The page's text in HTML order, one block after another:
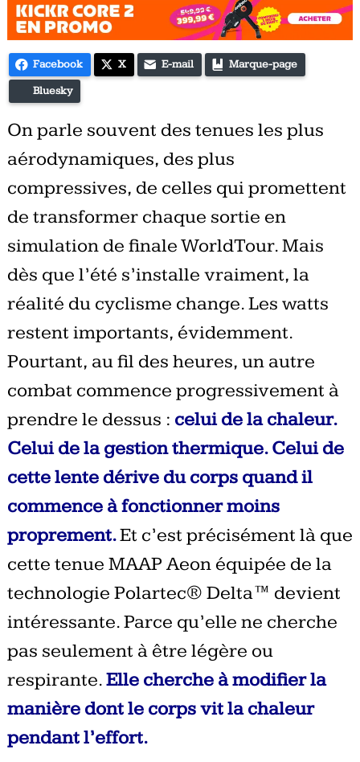
Facebook X E-mail Marque-page
Bluesky
On parle souvent des tenues les plus
aérodynamiques, des plus
compressives, de celles qui promettent
de transformer chaque sortie en
simulation de finale WorldTour. Mais
dès que l’été s’installe vraiment, la
réalité du cyclisme change. Les watts
restent importants, évidemment.
Pourtant, au fil des heures, un autre
combat commence progressivement à
prendre le dessus : celui de la chaleur.
Celui de la gestion thermique. Celui de
cette lente dérive du corps quand il
commence à fonctionner moins
proprement.Et c’est précisément là que
cette tenue MAAP Aeon équipée de la
technologie Polartec® Delta™ devient
intéressante. Parce qu’elle ne cherche
pas seulement à être légère ou
respirante.Elle cherche à modifier la
manière dont le corps vit la chaleur
pendant l’effort.